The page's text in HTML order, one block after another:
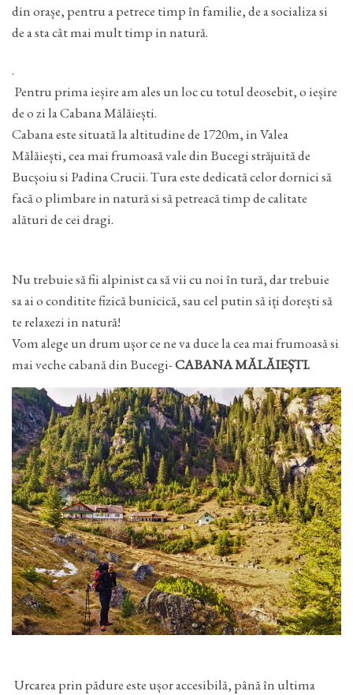
din orașe, pentru a petrece timp în familie, de a socializa si
de a sta cât mai mult timp in natură.
.
Pentru prima ieșire am ales un loc cu totul deosebit, o ieșire
de o zi la Cabana Mălăiești.
Cabana este situată la altitudine de 1720m, in Valea
Mălăiești, cea mai frumoasă vale din Bucegi străjuită de
Bucșoiu si Padina Crucii. Tura este dedicată celor dornici să
facă o plimbare in natură si să petreacă timp de calitate
alături de cei dragi.
Nu trebuie să fii alpinist ca să vii cu noi în tură, dar trebuie
sa ai o conditite fizică bunicică, sau cel putin să iți dorești să
te relaxezi in natură!
Vom alege un drum ușor ce ne va duce la cea mai frumoasă si
mai veche cabană din Bucegi-CABANA MĂLĂIEȘTI.
Urcarea prin pădure este ușor accesibilă, până în ultima